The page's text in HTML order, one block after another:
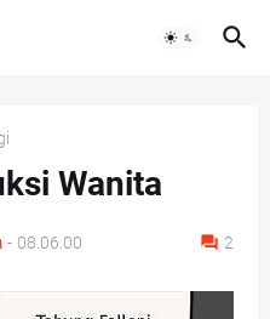
Wanita
- 08.06.00 2